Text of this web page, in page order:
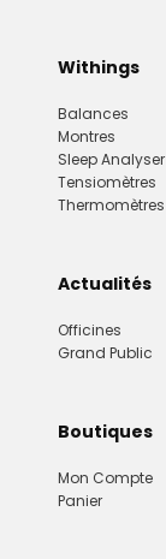
Withings
Balances
Montres
Sleep Analyser
Tensiomètres
Thermomètres
Actualités
Officines
Grand Public
Boutiques
Mon Compte
Panier